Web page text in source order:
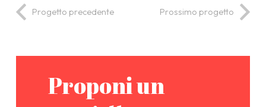
Progetto precedente Prossimo progetto
Proponi un